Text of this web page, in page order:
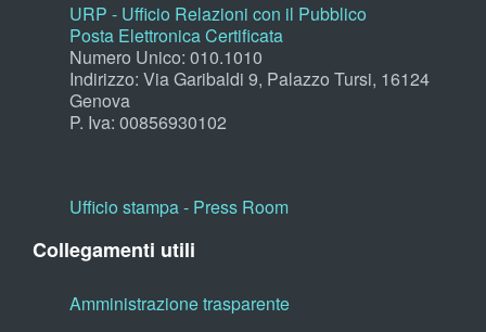
URP - Ufficio Relazioni con il Pubblico
Posta Elettronica Certificata
Numero Unico: 010.1010
Indirizzo: Via Garibaldi 9, Palazzo Tursi, 16124
Genova
P. Iva: 00856930102
Ufficio stampa - Press Room
Collegamenti utili
Amministrazione trasparente